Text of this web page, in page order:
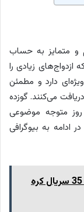
و متمایز به حساب
ازدواج‌های زیادی را
دارد و مطمئن
می‌کنند. گوزده
روز متوجه موضوعی
به بیوگرافی
بهترین سریال های کره ای تاریخی: معرفی 35 سریال کره